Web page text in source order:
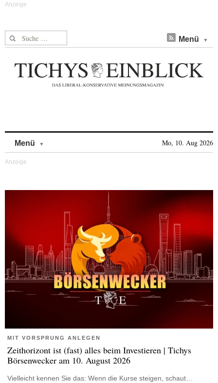
Suche nach: Menü
Menü Mo, 10. Aug 2026
MIT VORSPRUNG ANLEGEN
Zeithorizont ist (fast) alles beim Investieren | Tichys
Börsenwecker am 10. August 2026
Vielleicht kennen Sie das: Wenn die Kurse steigen, schaut…